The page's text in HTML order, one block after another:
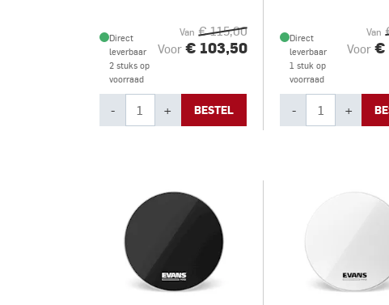
Direct
leverbaar
2 stuks op
voorraad
Van € 115,00
Voor€ 103,50
- + BESTEL
Direct
leverbaar
1 stuk op
voorraad
Van
Voor€
- +